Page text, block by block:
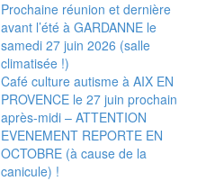
Prochaine réunion et dernière
avant l’été à GARDANNE le
samedi 27 juin 2026 (salle
climatisée !)
Café culture autisme à AIX EN
PROVENCE le 27 juin prochain
après-midi – ATTENTION
EVENEMENT REPORTE EN
OCTOBRE (à cause de la
canicule) !